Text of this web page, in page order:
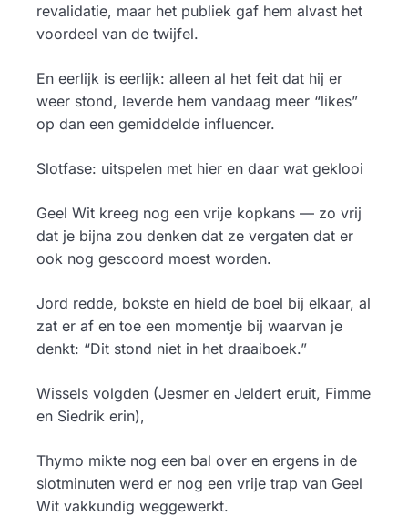
revalidatie, maar het publiek gaf hem alvast het
voordeel van de twijfel.
En eerlijk is eerlijk: alleen al het feit dat hij er
weer stond, leverde hem vandaag meer “likes”
op dan een gemiddelde influencer.
Slotfase: uitspelen met hier en daar wat geklooi
Geel Wit kreeg nog een vrije kopkans — zo vrij
dat je bijna zou denken dat ze vergaten dat er
ook nog gescoord moest worden.
Jord redde, bokste en hield de boel bij elkaar, al
zat er af en toe een momentje bij waarvan je
denkt: “Dit stond niet in het draaiboek.”
Wissels volgden (Jesmer en Jeldert eruit, Fimme
en Siedrik erin),
Thymo mikte nog een bal over en ergens in de
slotminuten werd er nog een vrije trap van Geel
Wit vakkundig weggewerkt.